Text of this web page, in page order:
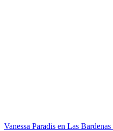
Vanessa Paradis en Las